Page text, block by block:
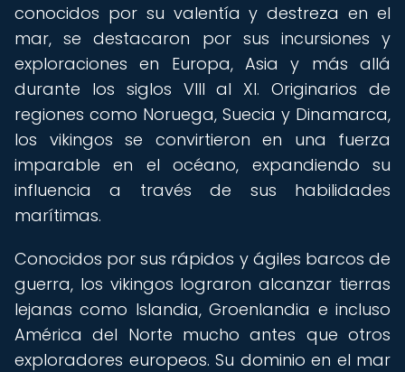
conocidos por su valentía y destreza en el
mar, se destacaron por sus incursiones y
exploraciones en Europa, Asia y más allá
durante los siglos VIII al XI. Originarios de
regiones como Noruega, Suecia y Dinamarca,
los vikingos se convirtieron en una fuerza
imparable en el océano, expandiendo su
influencia a través de sus habilidades
marítimas.
Conocidos por sus rápidos y ágiles barcos de
guerra, los vikingos lograron alcanzar tierras
lejanas como Islandia, Groenlandia e incluso
América del Norte mucho antes que otros
exploradores europeos. Su dominio en el mar